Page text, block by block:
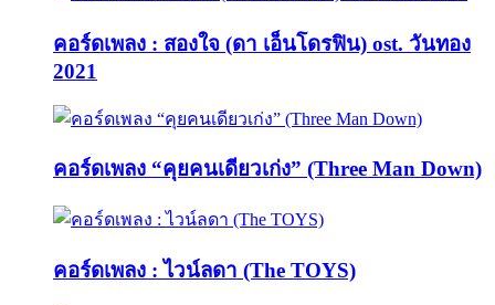
คอร์ดเพลง : สองใจ (ดา เอ็นโดรฟิน) ost. วันทอง
2021
คอร์ดเพลง “คุยคนเดียวเก่ง” (Three Man Down)
คอร์ดเพลง : ไวน์ลดา (The TOYS)